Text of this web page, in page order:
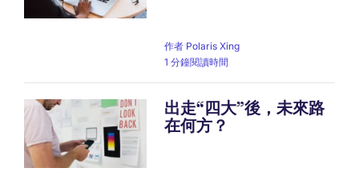
作者 Polaris Xing
1 分鐘閱讀時間
出走“四大”後，未來路
在何方？